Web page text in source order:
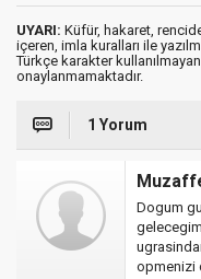
UYARI: Küfür, hakaret,
içeren, imla kuralları ile
Türkçe karakter
onaylanmamaktadır.
1 Yorum
Dogum
opmenizi